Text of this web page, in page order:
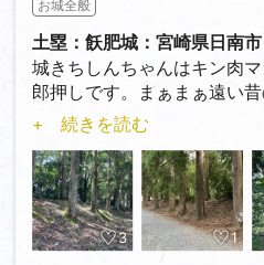
てみると緒方三郎惟栄氏は
後九州へ退く義経を迎えに
えられた方だとか。敷地内
が7mを超える立派な石碑が
写真5～10：志賀氏館
岡城から北東に直線距離
接した場所にあったようで
です。案内板には馬場・的
寸分かりません。写真は遺
分を撮ったものです。こち
お城全般
土塁：飫肥城：宮崎県日南市
城きちしんちゃんはキン肉
郎押しです。まぁまぁ遠い昔
当ては建物と城下町の食べ
問以降はこれが初めて。見
い空堀見ては「こんなんあ
「こんなんあったっけ？」
+ 続きを読む
3 1